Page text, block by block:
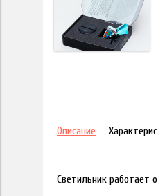
Описание
Светильник работает